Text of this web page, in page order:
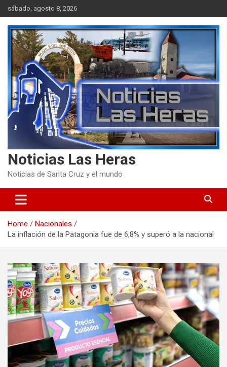
Skip
to
content
sábado, agosto 8, 2026
Noticias Las Heras
Noticias de Santa Cruz y el mundo
Home
Nacionales
La inflación de la Patagonia fue de 6,8% y superó a la nacional